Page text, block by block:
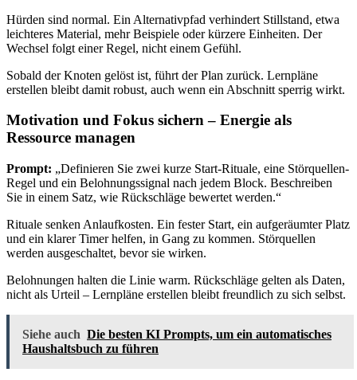
Hürden sind normal. Ein Alternativpfad verhindert Stillstand, etwa
leichteres Material, mehr Beispiele oder kürzere Einheiten. Der
Wechsel folgt einer Regel, nicht einem Gefühl.
Sobald der Knoten gelöst ist, führt der Plan zurück. Lernpläne
erstellen bleibt damit robust, auch wenn ein Abschnitt sperrig wirkt.
Motivation und Fokus sichern – Energie als
Ressource managen
Prompt: „Definieren Sie zwei kurze Start-Rituale, eine Störquellen-
Regel und ein Belohnungssignal nach jedem Block. Beschreiben
Sie in einem Satz, wie Rückschläge bewertet werden.“
Rituale senken Anlaufkosten. Ein fester Start, ein aufgeräumter Platz
und ein klarer Timer helfen, in Gang zu kommen. Störquellen
werden ausgeschaltet, bevor sie wirken.
Belohnungen halten die Linie warm. Rückschläge gelten als Daten,
nicht als Urteil – Lernpläne erstellen bleibt freundlich zu sich selbst.
Siehe auch Die besten KI Prompts, um ein automatisches
Haushaltsbuch zu führen